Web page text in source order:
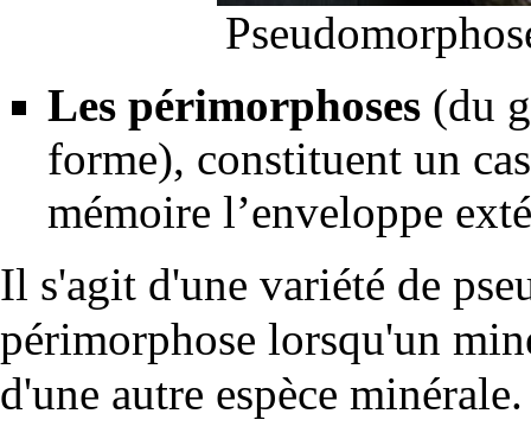
Les périmorphoses (du
forme), constituent un
mémoire l’enveloppe
Il s'agit d'une variété de
périmorphose lorsqu'un
d'une autre espèce minérale.